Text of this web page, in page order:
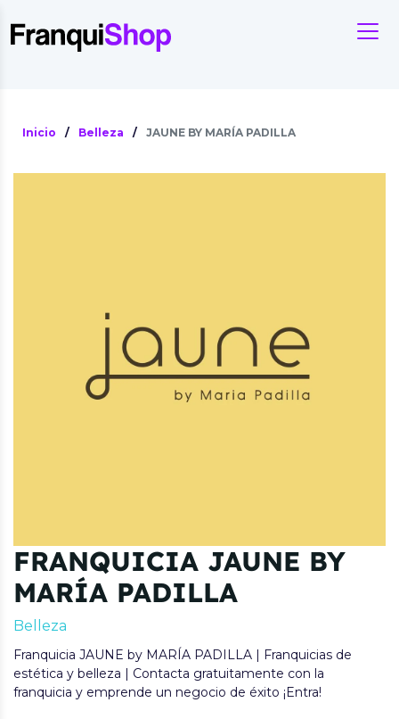
Inicio / Belleza / JAUNE BY MARÍA PADILLA
FRANQUICIA JAUNE BY
MARÍA PADILLA
Belleza
Franquicia JAUNE by MARÍA PADILLA | Franquicias de
estética y belleza | Contacta gratuitamente con la
franquicia y emprende un negocio de éxito ¡Entra!